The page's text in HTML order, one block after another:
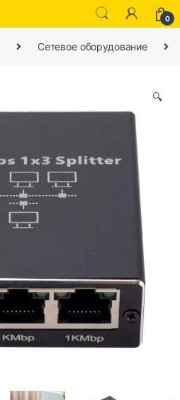
0
Сетевое оборудование
🔍